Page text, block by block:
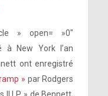
» open= »0″
à New York l’an
ont enregistré
» par Rodgers